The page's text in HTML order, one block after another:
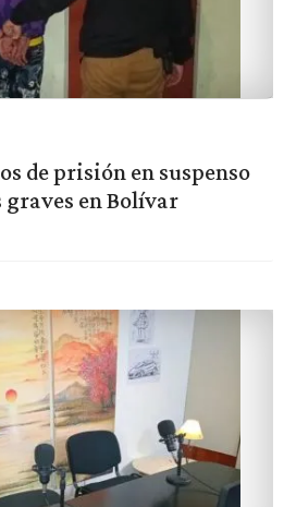
de prisión en suspenso
graves en Bolívar